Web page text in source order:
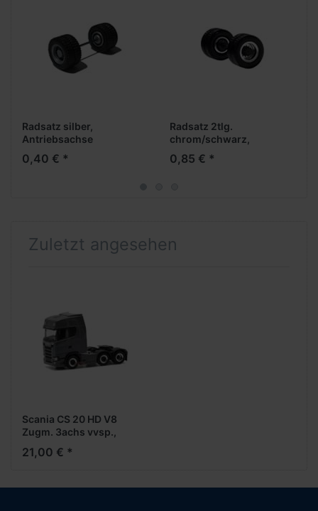
Radsatz silber,
Antriebsachse
0,40 € *
Radsatz 2tlg.
chrom/schwarz,
Antriebsachse
0,85 € *
Zuletzt angesehen
Scania CS 20 HD V8
Zugm. 3achs vvsp.,
21,00 € *